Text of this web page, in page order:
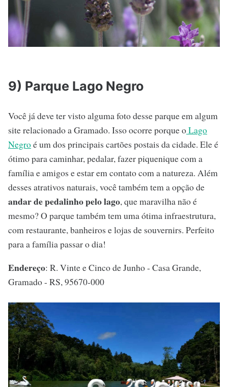
9) Parque Lago Negro
Você já deve ter visto alguma foto desse parque em algum
site relacionado a Gramado. Isso ocorre porque oLago
Negroé um dos principais cartões postais da cidade. Ele é
ótimo para caminhar, pedalar, fazer piquenique com a
família e amigos e estar em contato com a natureza. Além
desses atrativos naturais, você também tem a opção de
andar de pedalinho pelo lago, que maravilha não é
mesmo? O parque também tem uma ótima infraestrutura,
com restaurante, banheiros e lojas de souvernirs. Perfeito
para a família passar o dia!
Endereço: R. Vinte e Cinco de Junho - Casa Grande,
Gramado - RS, 95670-000